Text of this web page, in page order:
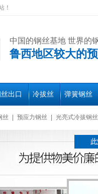
！
中国的钢丝基地 世界的
鲁西地区较大的
出口 冷拔丝 弹簧钢丝
丝 预应力钢丝 光亮式冷拔钢丝